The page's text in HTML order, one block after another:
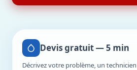
Devis gratuit — 5 min
Décrivez votre problème, un